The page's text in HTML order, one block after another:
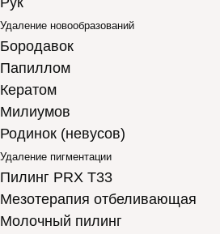
Удаление новообразований
Бородавок
Папиллом
Кератом
Милиумов
Родинок (невусов)
Удаление пигментации
Пилинг PRX T33
Мезотерапия отбеливающая
Молочный пилинг